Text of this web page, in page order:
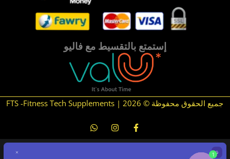
إستمتع بالتقسيط مع فاليو
جميع الحقوق محفوظة © 2026 | FTS -Fitness Tech Supplements
1